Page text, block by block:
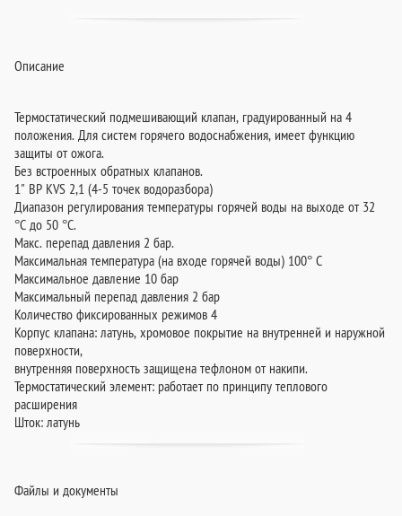
Описание
Термостатический подмешивающий клапан, градуированный на 4
положения. Для систем горячего водоснабжения, имеет функцию
защиты от ожога.
Без встроенных обратных клапанов.
1" ВР KVS 2,1 (4-5 точек водоразбора)
Диапазон регулирования температуры горячей воды на выходе от 32
°C до 50 °C.
Макс. перепад давления 2 бар.
Максимальная температура (на входе горячей воды) 100° С
Максимальное давление 10 бар
Максимальный перепад давления 2 бар
Количество фиксированных режимов 4
Корпус клапана: латунь, хромовое покрытие на внутренней и наружной
поверхности,
внутренняя поверхность защищена тефлоном от накипи.
Термостатический элемент: работает по принципу теплового
расширения
Шток: латунь
Файлы и документы